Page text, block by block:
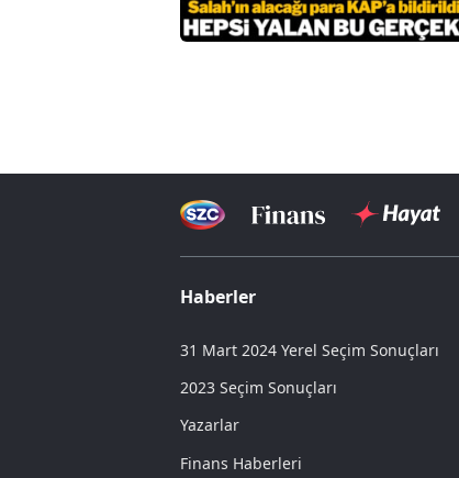
Haberler
31 Mart 2024 Yerel Seçim Sonuçları
2023 Seçim Sonuçları
Yazarlar
Finans Haberleri